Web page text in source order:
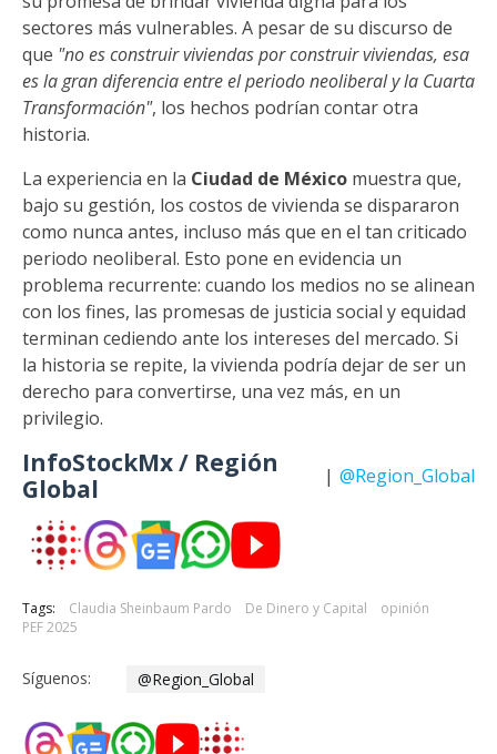
sectores más vulnerables. A pesar de su discurso de
que "no es construir viviendas por construir viviendas, esa
es la gran diferencia entre el periodo neoliberal y la Cuarta
Transformación", los hechos podrían contar otra
historia.
La experiencia en la Ciudad de México muestra que,
bajo su gestión, los costos de vivienda se dispararon
como nunca antes, incluso más que en el tan criticado
periodo neoliberal. Esto pone en evidencia un
problema recurrente: cuando los medios no se alinean
con los fines, las promesas de justicia social y equidad
terminan cediendo ante los intereses del mercado. Si
la historia se repite, la vivienda podría dejar de ser un
derecho para convertirse, una vez más, en un
privilegio.
InfoStockMx / Región
Global
| @Region_Global
Tags: Claudia Sheinbaum Pardo De Dinero y Capital
opinión
PEF 2025
Síguenos: @Region_Global